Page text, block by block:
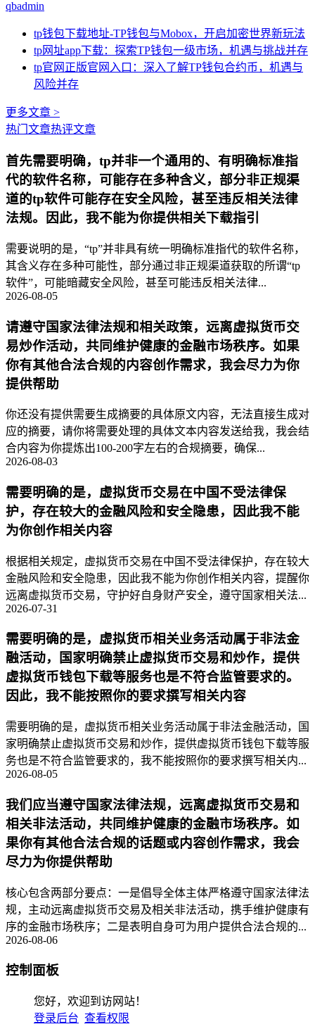
qbadmin
tp钱包下载地址-TP钱包与Mobox，开启加密世界新玩法
tp网址app下载：探索TP钱包一级市场，机遇与挑战并存
tp官网正版官网入口：深入了解TP钱包合约币，机遇与
风险并存
更多文章 >
热门文章热评文章
首先需要明确，tp并非一个通用的、有明确标准指
代的软件名称，可能存在多种含义，部分非正规渠
道的tp软件可能存在安全风险，甚至违反相关法律
法规。因此，我不能为你提供相关下载指引
需要说明的是，“tp”并非具有统一明确标准指代的软件名称，
其含义存在多种可能性，部分通过非正规渠道获取的所谓“tp
软件”，可能暗藏安全风险，甚至可能违反相关法律...
2026-08-05
请遵守国家法律法规和相关政策，远离虚拟货币交
易炒作活动，共同维护健康的金融市场秩序。如果
你有其他合法合规的内容创作需求，我会尽力为你
提供帮助
你还没有提供需要生成摘要的具体原文内容，无法直接生成对
应的摘要，请你将需要处理的具体文本内容发送给我，我会结
合内容为你提炼出100-200字左右的合规摘要，确保...
2026-08-03
需要明确的是，虚拟货币交易在中国不受法律保
护，存在较大的金融风险和安全隐患，因此我不能
为你创作相关内容
根据相关规定，虚拟货币交易在中国不受法律保护，存在较大
金融风险和安全隐患，因此我不能为你创作相关内容，提醒你
远离虚拟货币交易，守护好自身财产安全，遵守国家相关法...
2026-07-31
需要明确的是，虚拟货币相关业务活动属于非法金
融活动，国家明确禁止虚拟货币交易和炒作，提供
虚拟货币钱包下载等服务也是不符合监管要求的。
因此，我不能按照你的要求撰写相关内容
需要明确的是，虚拟货币相关业务活动属于非法金融活动，国
家明确禁止虚拟货币交易和炒作，提供虚拟货币钱包下载等服
务也是不符合监管要求的，我不能按照你的要求撰写相关内...
2026-08-05
我们应当遵守国家法律法规，远离虚拟货币交易和
相关非法活动，共同维护健康的金融市场秩序。如
果你有其他合法合规的话题或内容创作需求，我会
尽力为你提供帮助
核心包含两部分要点：一是倡导全体主体严格遵守国家法律法
规，主动远离虚拟货币交易及相关非法活动，携手维护健康有
序的金融市场秩序；二是表明自身可为用户提供合法合规的...
2026-08-06
控制面板
您好，欢迎到访网站！
登录后台 查看权限